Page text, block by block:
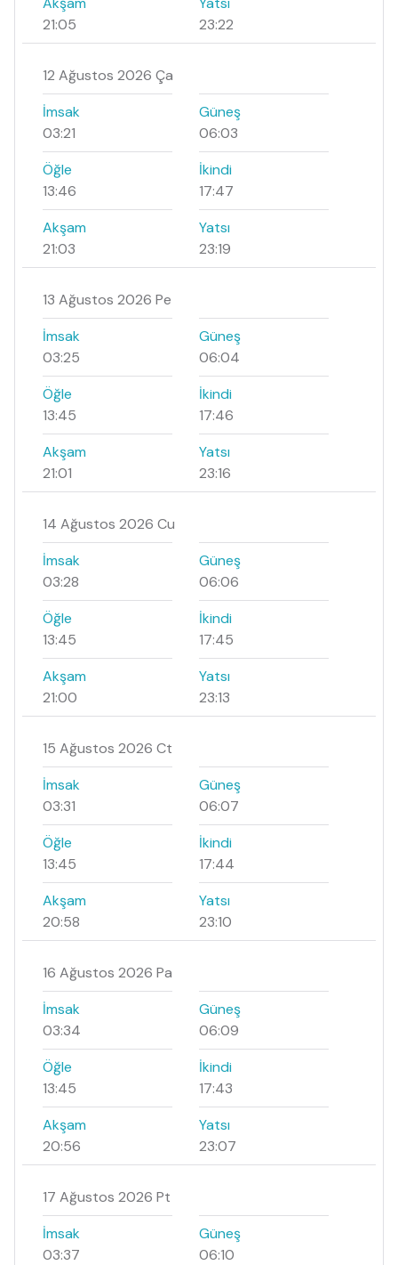
21:05
23:22
12 Ağustos 2026 Ça
İmsak
03:21
Güneş
06:03
Öğle
13:46
İkindi
17:47
Akşam
21:03
Yatsı
23:19
13 Ağustos 2026 Pe
İmsak
03:25
Güneş
06:04
Öğle
13:45
İkindi
17:46
Akşam
21:01
Yatsı
23:16
14 Ağustos 2026 Cu
İmsak
03:28
Güneş
06:06
Öğle
13:45
İkindi
17:45
Akşam
21:00
Yatsı
23:13
15 Ağustos 2026 Ct
İmsak
03:31
Güneş
06:07
Öğle
13:45
İkindi
17:44
Akşam
20:58
Yatsı
23:10
16 Ağustos 2026 Pa
İmsak
03:34
Güneş
06:09
Öğle
13:45
İkindi
17:43
Akşam
20:56
Yatsı
23:07
17 Ağustos 2026 Pt
İmsak
03:37
Güneş
06:10